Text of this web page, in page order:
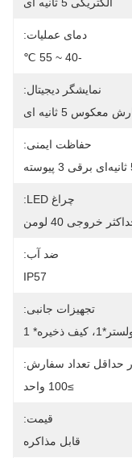
دمای عملیات:
-40 ~ 55 ℃
نمایشگر دیجیتال:
5 ثانیه ای
حفاظت ایمنی:
چراغ LED:
خروجی 40 لومن
ضد آب:
IP57
تجهیزات جانبی:
حداقل تعداد سفارش:
≥100 واحد
قیمت:
قابل مذاکره